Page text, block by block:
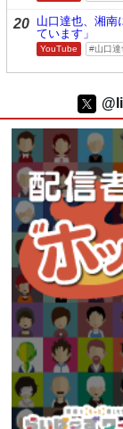
20 山口達也、湘南
ています」
YouTube 山口達